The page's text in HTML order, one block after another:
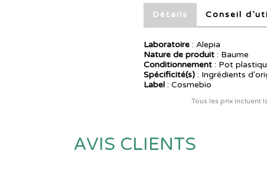
Détails Conseil
Laboratoire : Alepia
Nature de produit : Baume
Conditionnement : Pot
Spécificité(s) : Ingrédients
Label : Cosmebio
Tous les prix incluent
AVIS CLIENTS